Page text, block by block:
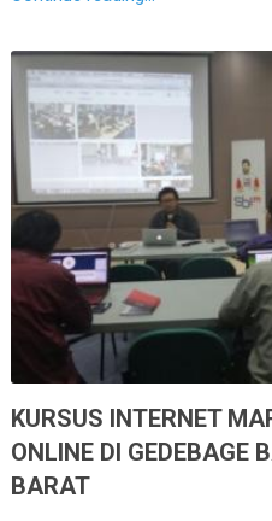
KURSUS INTERNET
ONLINE DI GEDEBAGE
BARAT